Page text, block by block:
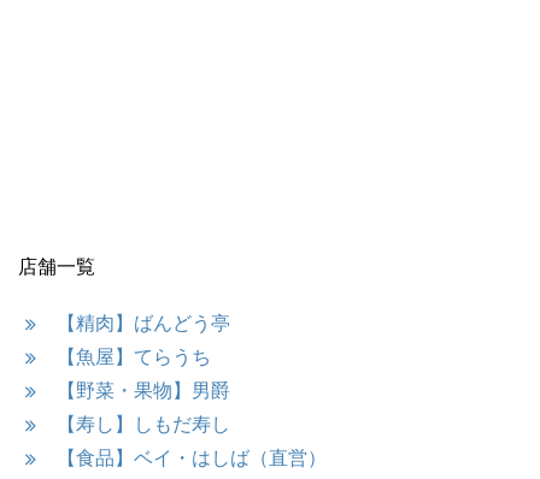
店舗一覧
【精肉】ばんどう亭
【魚屋】てらうち
【野菜・果物】男爵
【寿し】しもだ寿し
【食品】ベイ・はしば（直営）